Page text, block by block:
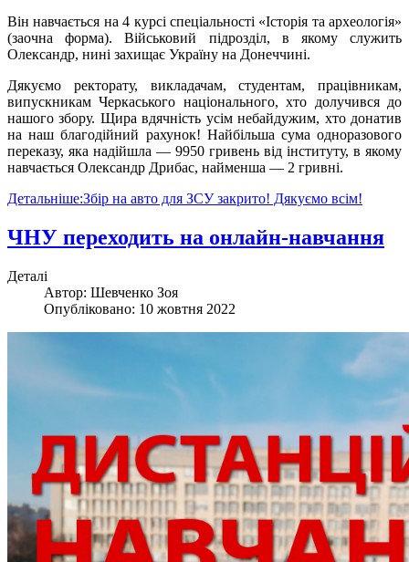
Він навчається на 4 курсі спеціальності «Історія та археологія»
(заочна форма). Військовий підрозділ, в якому служить
Олександр, нині захищає Україну на Донеччині.
Дякуємо ректорату, викладачам, студентам, працівникам,
випускникам Черкаського національного, хто долучився до
нашого збору. Щира вдячність усім небайдужим, хто донатив
на наш благодійний рахунок! Найбільша сума одноразового
переказу, яка надійшла — 9950 гривень від інституту, в якому
навчається Олександр Дрибас, найменша — 2 гривні.
Детальніше:Збір на авто для ЗСУ закрито! Дякуємо всім!
ЧНУ переходить на онлайн-навчання
Деталі
Автор: Шевченко Зоя
Опубліковано: 10 жовтня 2022